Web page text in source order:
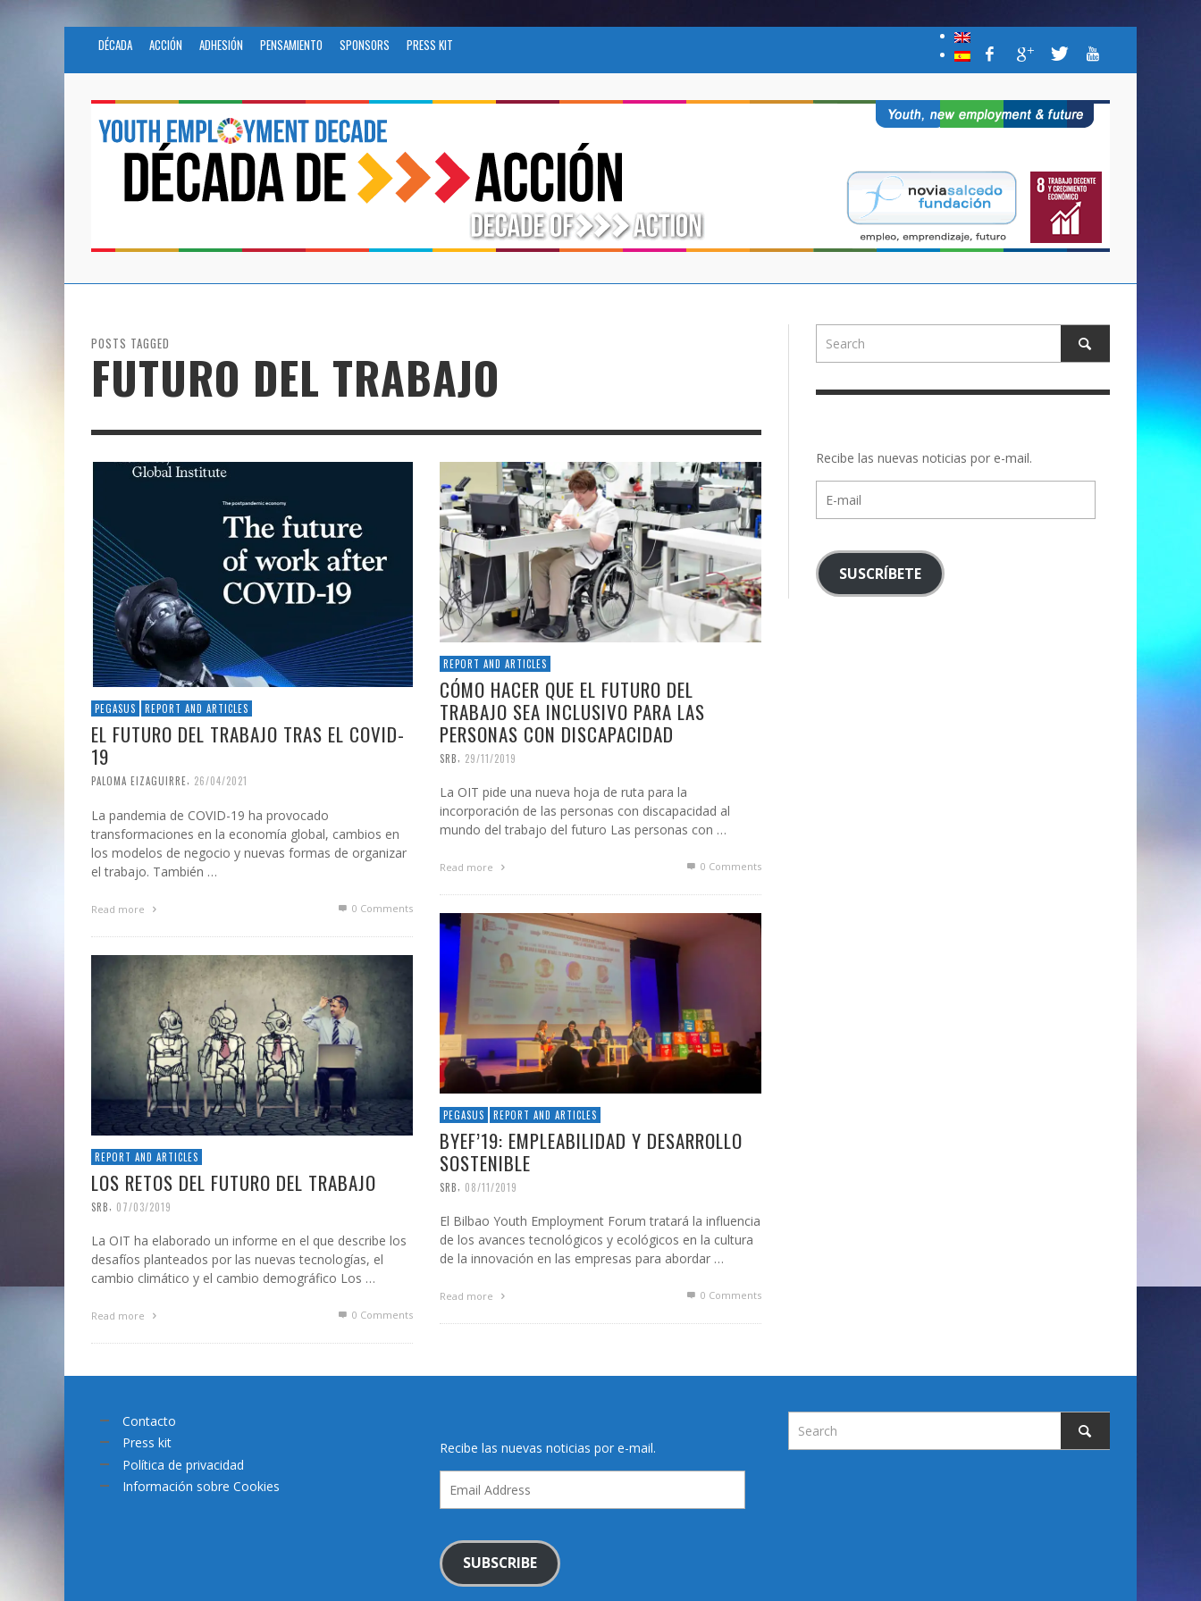
DÉCADA ACCIÓN ADHESIÓN PENSAMIENTO SPONSORS PRESS KIT
POSTS TAGGED
FUTURO DEL TRABAJO
PEGASUS REPORT AND ARTICLES
EL FUTURO DEL TRABAJO TRAS EL COVID-
19
PALOMA EIZAGUIRRE, 26/04/2021
La pandemia de COVID-19 ha provocado
transformaciones en la economía global, cambios en
los modelos de negocio y nuevas formas de organizar
el trabajo. También …
Read more 0 Comments
REPORT AND ARTICLES
CÓMO HACER QUE EL FUTURO DEL
TRABAJO SEA INCLUSIVO PARA LAS
PERSONAS CON DISCAPACIDAD
SRB 29/11/2019
La OIT pide una nueva hoja de ruta para la
incorporación de las personas con discapacidad al
mundo del trabajo del futuro Las personas con …
Read more 0 Comments
PEGASUS REPORT AND ARTICLES
BYEF’19: EMPLEABILIDAD Y DESARROLLO
SOSTENIBLE
SRB 08/11/2019
El Bilbao Youth Employment Forum tratará la influencia
de los avances tecnológicos y ecológicos en la cultura
de la innovación en las empresas para abordar …
Read more 0 Comments
REPORT AND ARTICLES
LOS RETOS DEL FUTURO DEL TRABAJO
SRB 07/03/2019
La OIT ha elaborado un informe en el que describe los
desafíos planteados por las nuevas tecnologías, el
cambio climático y el cambio demográfico Los …
Read more 0 Comments
Recibe las nuevas noticias por e-mail.
mail
SUSCRÍBETE
Contacto
Press kit
Política de privacidad
Información sobre Cookies
Recibe las nuevas noticias por e-mail.
Address
SUBSCRIBE